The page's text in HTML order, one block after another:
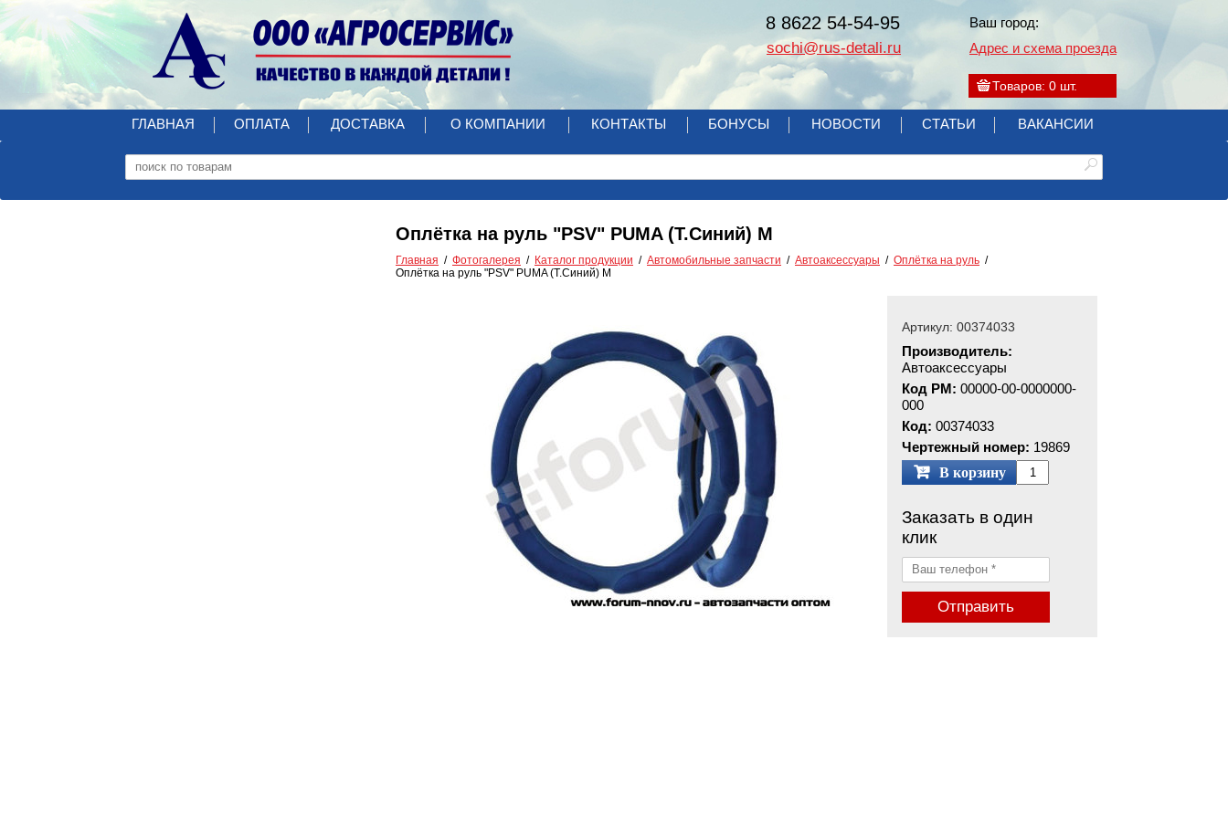
Товаров: 0 шт.
Ваш город:
Адрес и схема проезда
8 8622 54-54-95
sochi@rus-detali.ru
ГЛАВНАЯ ОПЛАТА ДОСТАВКА О КОМПАНИИ КОНТАКТЫ БОНУСЫ НОВОСТИ СТАТЬИ ВАКАНСИИ
Оплётка на руль "PSV" PUMA (Т.Синий) M
Главная Фотогалерея Каталог продукции Автомобильные запчасти Автоаксессуары
Оплётка на руль
Оплётка на руль "PSV" PUMA (Т.Синий) M
Артикул: 00374033
Производитель:
Автоаксессуары
Код РМ: 00000-00-0000000-
000
Код: 00374033
Чертежный номер: 19869
В корзину
Заказать в один
клик
Отправить